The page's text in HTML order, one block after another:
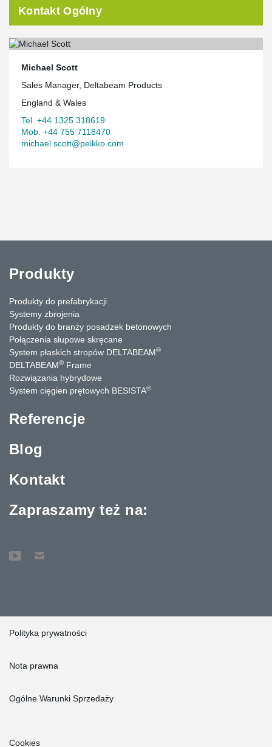
Kontakt Ogólny
Michael Scott
Sales Manager, Deltabeam Products
England & Wales
Tel. +44 1325 318619
Mob. +44 755 7118470
michael.scott@peikko.com
Produkty
Produkty do prefabrykacji
Systemy zbrojenia
Produkty do branży posadzek betonowych
Połączenia słupowe skręcane
System płaskich stropów DELTABEAM®
DELTABEAM® Frame
Rozwiązania hybrydowe
System cięgien prętowych BESISTA®
Referencje
Blog
Kontakt
Zapraszamy też na:
Polityka prywatności
Nota prawna
Ogólne Warunki Sprzedaży
Cookies